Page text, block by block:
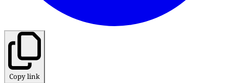
Copy link